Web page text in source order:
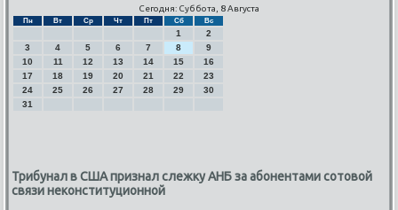
Сегодня: Суббота, 8 Августа
Пн Вт Ср Чт Пт Сб Вс
1
2
3
4 5 6 7 8
9
10
11 12 13 14 15
16
17
18 19 20 21 22
23
24
25 26 27 28 29
30
31
Трибунал в США признал слежку АНБ за абонентами сотовой
связи неконституционной